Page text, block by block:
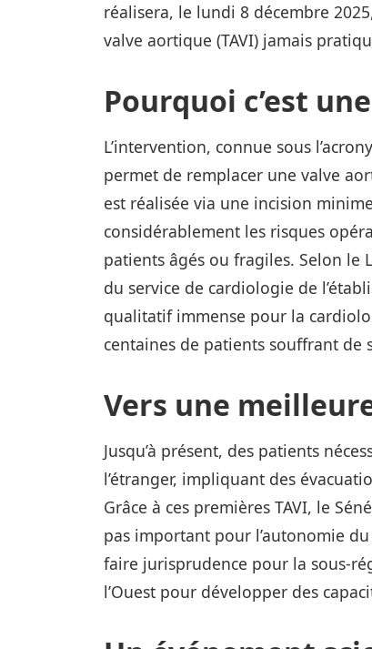
réalisera, le lundi 8 décembre
valve aortique (TAVI) jamais
Pourquoi c’est
L’intervention, connue sous
permet de remplacer une valve
est réalisée via une incision
considérablement les risques
patients âgés ou fragiles. Selon le
du service de cardiologie de
qualitatif immense pour la
centaines de patients souffrant de
Vers une
Jusqu’à présent, des patients
l’étranger, impliquant des
Grâce à ces premières TAVI, le
pas important pour l’autonomie
faire jurisprudence pour la
l’Ouest pour développer des